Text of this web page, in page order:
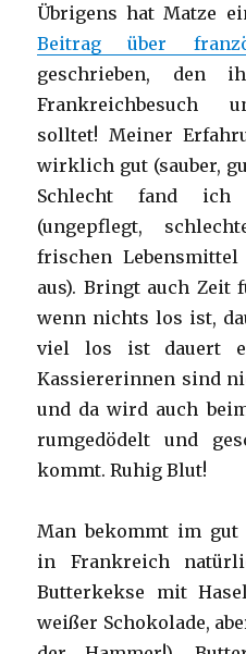
Übrigens hat Matze
Beitrag über
geschrieben, den
Frankreichbesuch
solltet! Meiner
wirklich gut (sauber,
Schlecht fand ich
(ungepflegt,
frischen
aus). Bringt auch Zeit
wenn nichts los ist,
viel los ist dauert
Kassiererinnen sind
und da wird auch
rumgedödelt und
kommt. Ruhig Blut!
Man bekommt im
in Frankreich
Butterkekse mit
weißer Schokolade,